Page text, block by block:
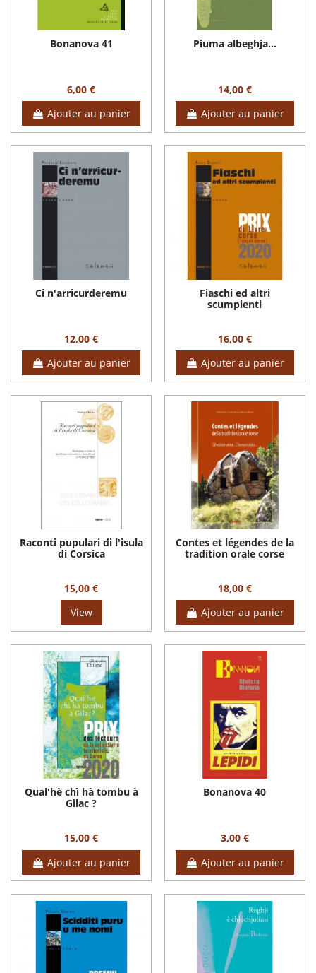
Bonanova 41
6,00 €
Ajouter au panier
Piuma albeghja...
14,00 €
Ajouter au panier
Ci n'arricurderemu
12,00 €
Ajouter au panier
Fiaschi ed altri
scumpienti
16,00 €
Ajouter au panier
Raconti pupulari di l'isula
di Corsica
15,00 €
View
Contes et légendes de la
tradition orale corse
18,00 €
Ajouter au panier
Qual'hè chì hà tombu à
Gilac ?
15,00 €
Ajouter au panier
Bonanova 40
3,00 €
Ajouter au panier